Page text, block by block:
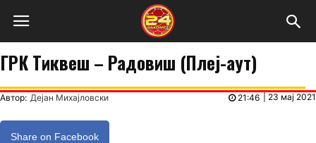
ГРК Тиквеш – Радовиш (Плеј-аут)
Автор: Дејан Михајловски 23 мај 2021
21:46
Share on Facebook